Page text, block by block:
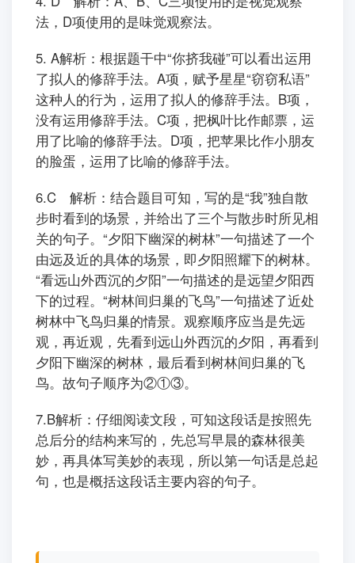
法，D项使用的是味觉观察法。
5. A解析：根据题干中“你挤我碰”可以看出运用
了拟人的修辞手法。A项，赋予星星“窃窃私语”
这种人的行为，运用了拟人的修辞手法。B项，
没有运用修辞手法。C项，把枫叶比作邮票，运
用了比喻的修辞手法。D项，把苹果比作小朋友
的脸蛋，运用了比喻的修辞手法。
6.C 解析：结合题目可知，写的是“我”独自散
步时看到的场景，并给出了三个与散步时所见相
关的句子。“夕阳下幽深的树林”一句描述了一个
由远及近的具体的场景，即夕阳照耀下的树林。
“看远山外西沉的夕阳”一句描述的是远望夕阳西
下的过程。“树林间归巢的飞鸟”一句描述了近处
树林中飞鸟归巢的情景。观察顺序应当是先远
观，再近观，先看到远山外西沉的夕阳，再看到
夕阳下幽深的树林，最后看到树林间归巢的飞
鸟。故句子顺序为②①③。
7.B解析：仔细阅读文段，可知这段话是按照先
总后分的结构来写的，先总写早晨的森林很美
妙，再具体写美妙的表现，所以第一句话是总起
句，也是概括这段话主要内容的句子。